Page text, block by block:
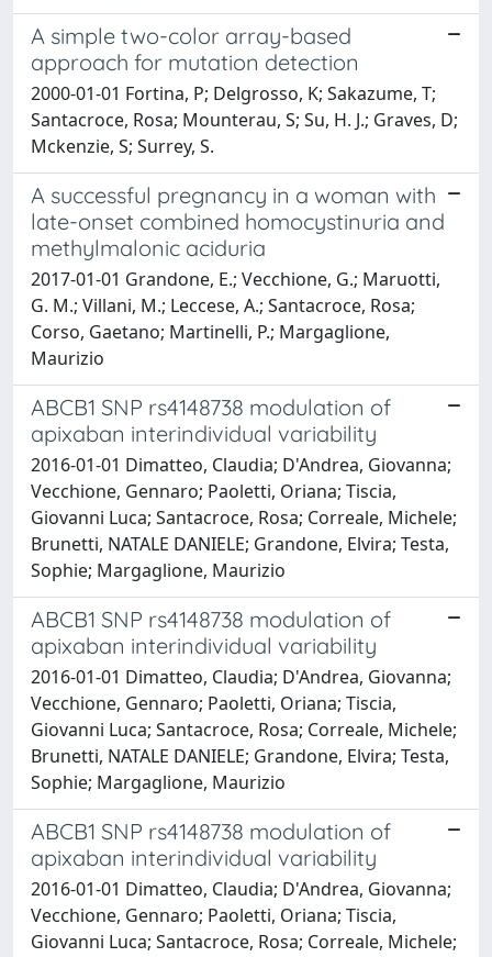
A simple two-color array-based
approach for mutation detection
2000-01-01 Fortina, P; Delgrosso, K; Sakazume, T;
Santacroce, Rosa; Mounterau, S; Su, H. J.; Graves, D;
Mckenzie, S; Surrey, S.
A successful pregnancy in a woman with
late-onset combined homocystinuria and
methylmalonic aciduria
2017-01-01 Grandone, E.; Vecchione, G.; Maruotti,
G. M.; Villani, M.; Leccese, A.; Santacroce, Rosa;
Corso, Gaetano; Martinelli, P.; Margaglione,
Maurizio
ABCB1 SNP rs4148738 modulation of
apixaban interindividual variability
2016-01-01 Dimatteo, Claudia; D'Andrea, Giovanna;
Vecchione, Gennaro; Paoletti, Oriana; Tiscia,
Giovanni Luca; Santacroce, Rosa; Correale, Michele;
Brunetti, NATALE DANIELE; Grandone, Elvira; Testa,
Sophie; Margaglione, Maurizio
ABCB1 SNP rs4148738 modulation of
apixaban interindividual variability
2016-01-01 Dimatteo, Claudia; D'Andrea, Giovanna;
Vecchione, Gennaro; Paoletti, Oriana; Tiscia,
Giovanni Luca; Santacroce, Rosa; Correale, Michele;
Brunetti, NATALE DANIELE; Grandone, Elvira; Testa,
Sophie; Margaglione, Maurizio
ABCB1 SNP rs4148738 modulation of
apixaban interindividual variability
2016-01-01 Dimatteo, Claudia; D'Andrea, Giovanna;
Vecchione, Gennaro; Paoletti, Oriana; Tiscia,
Giovanni Luca; Santacroce, Rosa; Correale, Michele;